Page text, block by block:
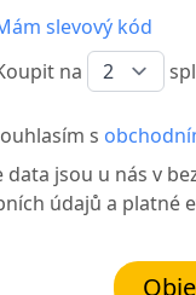
slevový kód
na
s
data jsou u nás v
údajů a platné